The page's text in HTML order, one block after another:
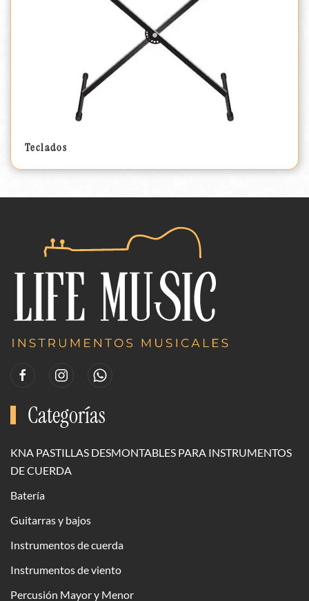
Teclados
Categorías
KNA PASTILLAS DESMONTABLES PARA INSTRUMENTOS
DE CUERDA
Batería
Guitarras y bajos
Instrumentos de cuerda
Instrumentos de viento
Percusión Mayor y Menor